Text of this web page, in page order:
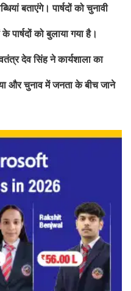
बताएंगे। पार्षदों को चुनावी
पार्षदों को बुलाया गया है।
देव सिंह ने कार्यशाला का
और चुनाव में जनता के बीच जाने